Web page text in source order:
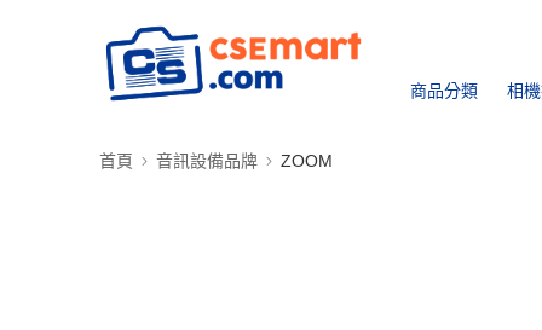
商品分類 相
首頁 音訊設備品牌 ZOOM